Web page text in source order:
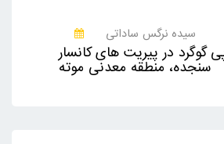
سیده نرگس ساداتی
گوگرد در پیریت های کانسار
سنجده، منطقه معدنی موته